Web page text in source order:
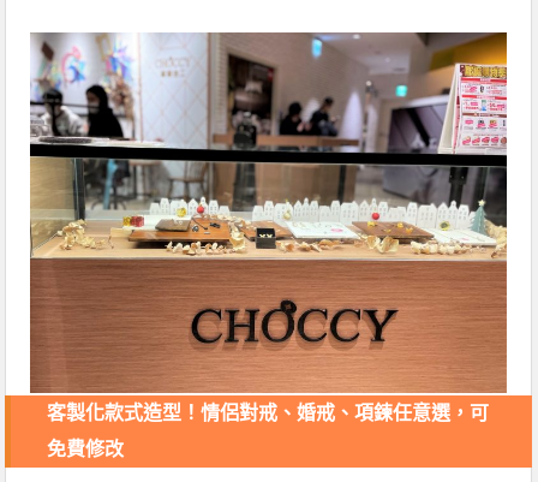
客製化款式造型！情侶對戒、婚戒、項鍊任意選，可
免費修改